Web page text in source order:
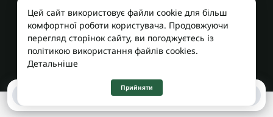
0
Працює на OpenCart
Територія Сервісу © 2026
Цей сайт використовує файли cookie для більш
комфортної роботи користувача. Продовжуючи
перегляд сторінок сайту, ви погоджуєтесь із
політикою використання файлів cookies.
Детальніше
Прийняти